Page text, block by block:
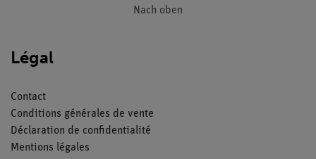
Nach oben
Légal
Contact
Conditions générales de vente
Déclaration de confidentialité
Mentions légales